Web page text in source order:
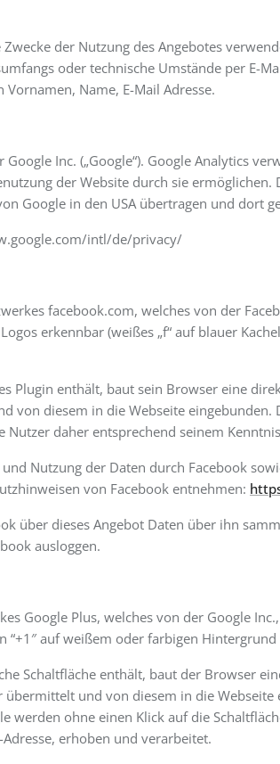
der Nutzung des Angebotes
oder technische Umstände per E-
Name, E-Mail Adresse.
Inc. („Google“). Google Analytics
der Website durch sie
Google in den USA übertragen und dort
intl/de/privacy/
facebook.com, welches von der
erkennbar (weißes „f“ auf blauer
Plugin enthält, baut sein Browser eine
von diesem in die Webseite
daher entsprechend seinem
Nutzung der Daten durch Facebook
von Facebook entnehmen:
über dieses Angebot Daten über ihn
ausloggen.
Google Plus, welches von der Google
“+1″ auf weißem oder farbigen
Schaltfläche enthält, baut der Browser
und von diesem in die
werden ohne einen Klick auf die
erhoben und verarbeitet.